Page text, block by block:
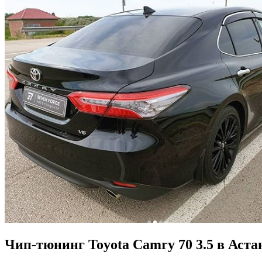
Чип-тюнинг Toyota Camry 70 3.5 в